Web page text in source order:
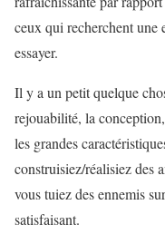
ceux qui recherchent une
essayer.
Il y a un petit quelque
rejouabilité, la
les grandes
construisiez/réalisiez des
vous tuiez des ennemis
satisfaisant.